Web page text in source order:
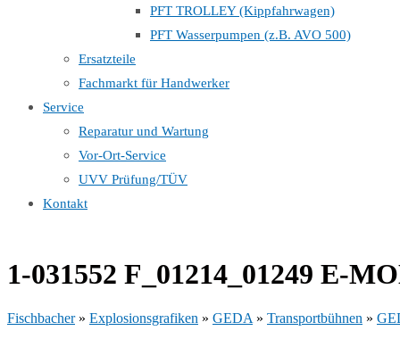
PFT TROLLEY (Kippfahrwagen)
PFT Wasserpumpen (z.B. AVO 500)
Ersatzteile
Fachmarkt für Handwerker
Service
Reparatur und Wartung
Vor-Ort-Service
UVV Prüfung/TÜV
Kontakt
1-031552 F_01214_01249 E-
Fischbacher» Explosionsgrafiken » GEDA » Transportbühnen »